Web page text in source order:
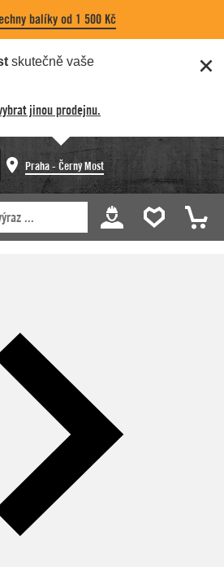
balíky od 1 500 Kč
skutečně vaše
jinou prodejnu.
Praha - Černý Most